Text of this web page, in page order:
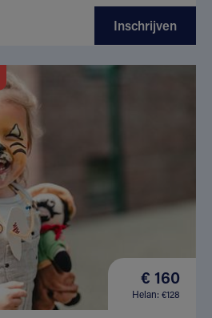
Inschrijven
€ 160
Helan: €128